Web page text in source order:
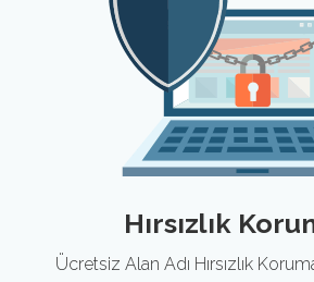
Hırsızlık
Ücretsiz Alan Adı Hırsızlık